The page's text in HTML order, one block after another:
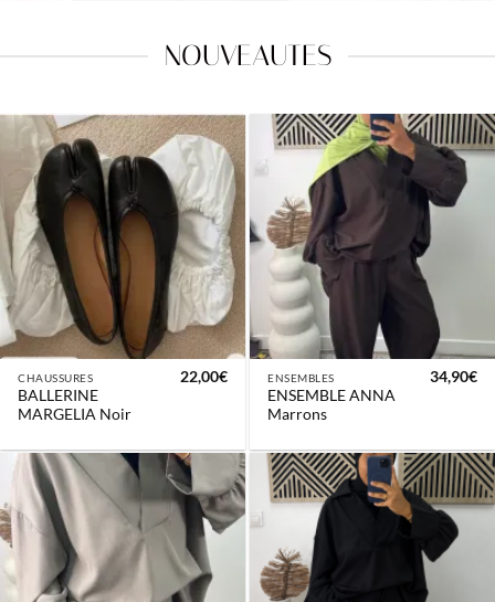
NOUVEAUTES
CHAUSSURES
BALLERINE
MARGELIA Noir
22,00€ ENSEMBLES
ENSEMBLE ANNA
Marrons
34,90€